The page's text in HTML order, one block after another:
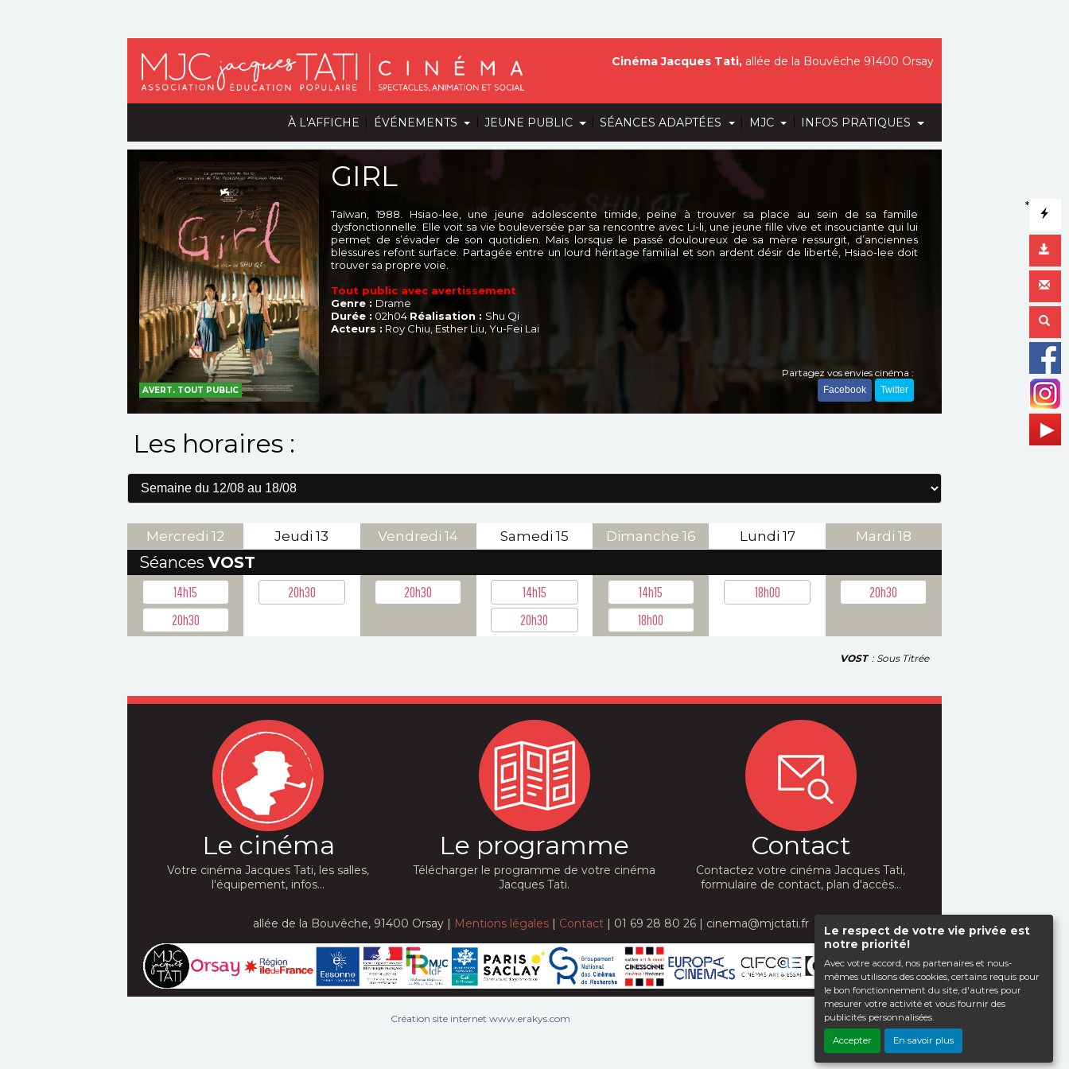
Le respect de votre vie privée est
notre priorité!
Avec votre accord, nos partenaires et nous-
mêmes utilisons des cookies, certains requis pour
le bon fonctionnement du site, d'autres pour
mesurer votre activité et vous fournir des
publicités personnalisées.
Accepter En savoir plus
À L'AFFICHE | ÉVÉNEMENTS | JEUNE PUBLIC | SÉANCES ADAPTÉES | MJC | INFOS PRATIQUES
*
Cinéma Jacques Tati, allée de la Bouvêche 91400 Orsay
AVERT. TOUT PUBLIC
GIRL
Taïwan, 1988. Hsiao-lee, une jeune adolescente timide, peine à trouver sa place au sein de sa famille
dysfonctionnelle. Elle voit sa vie bouleversée par sa rencontre avec Li-li, une jeune fille vive et insouciante qui lui
permet de s’évader de son quotidien. Mais lorsque le passé douloureux de sa mère ressurgit, d’anciennes
blessures refont surface. Partagée entre un lourd héritage familial et son ardent désir de liberté, Hsiao-lee doit
trouver sa propre voie.
Tout public avec avertissement
Genre : Drame
Durée : 02h04 Réalisation : Shu Qi
Acteurs : Roy Chiu, Esther Liu, Yu-Fei Lai
Partagez vos envies cinéma :
Facebook Twitter
Les horaires :
Mercredi 12 Jeudi 13 Vendredi 14 Samedi 15 Dimanche 16 Lundi 17 Mardi 18
Séances VOST
14h15
20h30
20h30 20h30
14h15
20h30
14h15
18h00
18h00 20h30
VOST : Sous Titrée
Le cinéma
Votre cinéma Jacques Tati, les salles,
l'équipement, infos...
Le programme
Télécharger le programme de votre cinéma
Jacques Tati.
Contact
Contactez votre cinéma Jacques Tati,
formulaire de contact, plan d'accès...
allée de la Bouvêche, 91400 Orsay | Mentions légales| Contact | 01 69 28 80 26 | cinema@mjctati.fr
Haut de page
Création site internet www.erakys.com